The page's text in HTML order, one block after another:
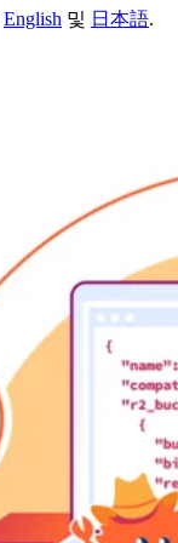
English 및 日本語.